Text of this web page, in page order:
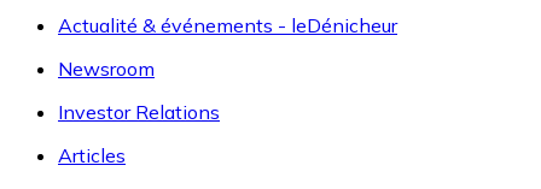
Actualité & événements - leDénicheur
Newsroom
Investor Relations
Articles